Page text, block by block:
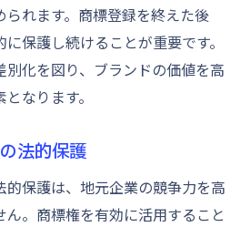
れます。商標登録を終えた後
保護し続けることが重要です。
別化を図り、ブランドの価値を高
なります。
法的保護
的保護は、地元企業の競争力を高
。商標権を有効に活用すること